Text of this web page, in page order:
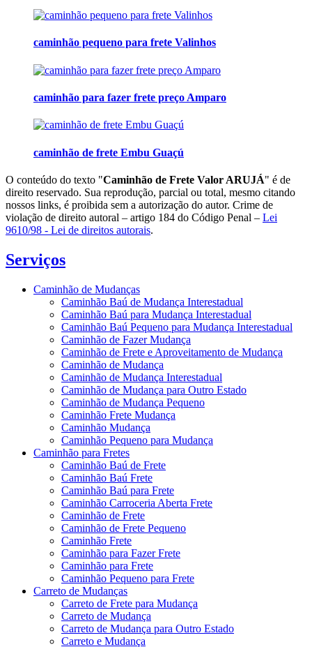
caminhão pequeno para frete Valinhos
caminhão para fazer frete preço Amparo
caminhão de frete Embu Guaçú
O conteúdo do texto "Caminhão de Frete Valor ARUJÁ" é de
direito reservado. Sua reprodução, parcial ou total, mesmo citando
nossos links, é proibida sem a autorização do autor. Crime de
violação de direito autoral – artigo 184 do Código Penal – Lei
9610/98 - Lei de direitos autorais.
Serviços
Caminhão de Mudanças
Caminhão Baú de Mudança Interestadual
Caminhão Baú para Mudança Interestadual
Caminhão Baú Pequeno para Mudança Interestadual
Caminhão de Fazer Mudança
Caminhão de Frete e Aproveitamento de Mudança
Caminhão de Mudança
Caminhão de Mudança Interestadual
Caminhão de Mudança para Outro Estado
Caminhão de Mudança Pequeno
Caminhão Frete Mudança
Caminhão Mudança
Caminhão Pequeno para Mudança
Caminhão para Fretes
Caminhão Baú de Frete
Caminhão Baú Frete
Caminhão Baú para Frete
Caminhão Carroceria Aberta Frete
Caminhão de Frete
Caminhão de Frete Pequeno
Caminhão Frete
Caminhão para Fazer Frete
Caminhão para Frete
Caminhão Pequeno para Frete
Carreto de Mudanças
Carreto de Frete para Mudança
Carreto de Mudança
Carreto de Mudança para Outro Estado
Carreto e Mudança